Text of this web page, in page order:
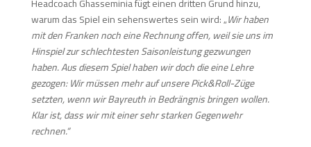
warum das Spiel ein sehenswertes sein wird: „Wir haben
mit den Franken noch eine Rechnung offen, weil sie uns im
Hinspiel zur schlechtesten Saisonleistung gezwungen
haben. Aus diesem Spiel haben wir doch die eine Lehre
gezogen: Wir müssen mehr auf unsere Pick&Roll-Züge
setzten, wenn wir Bayreuth in Bedrängnis bringen wollen.
Klar ist, dass wir mit einer sehr starken Gegenwehr
rechnen.“